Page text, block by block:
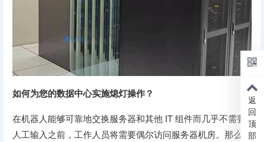
如何为您的数据中心实施熄灯操作？
在机器人能够可靠地交换服务器和其他 IT 组件而几乎不需要
人工输入之前，工作人员将需要偶尔访问服务器机房。那么还
返
回
顶
部